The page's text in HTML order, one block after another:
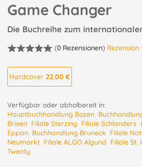
Game Changer
Die Buchreihe zum
(0 Rezensionen)
Hardcover 22.00 €
Verfügbar oder abholbereit in:
Hauptbuchhandlung Bozen
Brixen Filiale Sterzing Filiale Schlanders
Eppan Buchhandlung Bruneck Filiale
Neumarkt Filiale ALGO Algund Filiale St.
Twenty